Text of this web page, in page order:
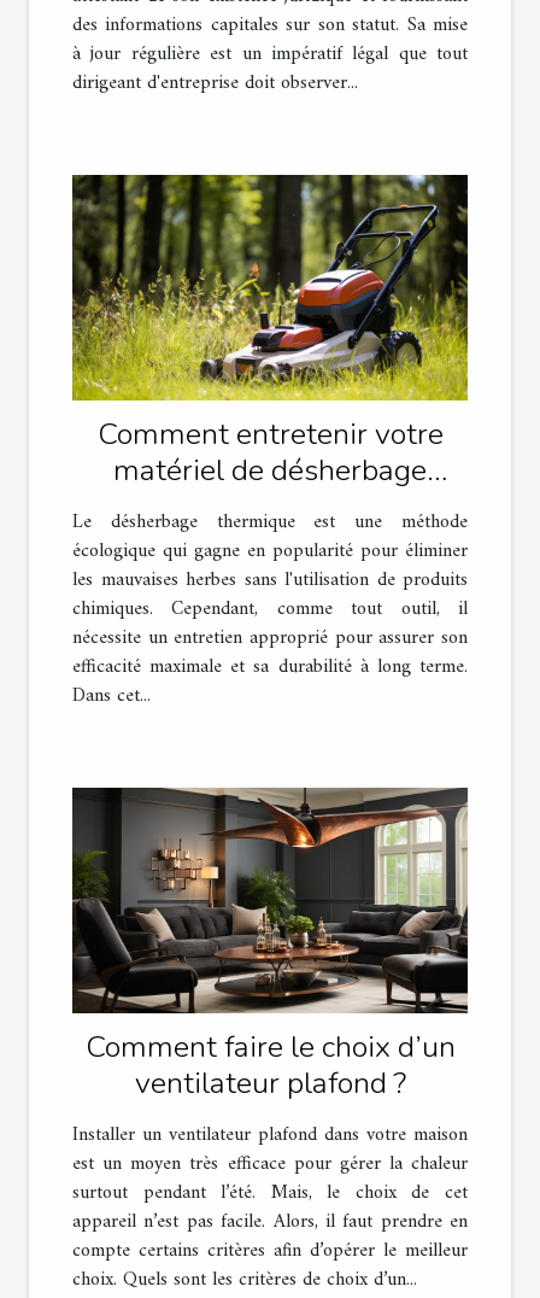
des informations capitales sur son statut. Sa mise
à jour régulière est un impératif légal que tout
dirigeant d'entreprise doit observer...
Comment entretenir votre
matériel de désherbage
thermique
Le désherbage thermique est une méthode
écologique qui gagne en popularité pour éliminer
les mauvaises herbes sans l'utilisation de produits
chimiques. Cependant, comme tout outil, il
nécessite un entretien approprié pour assurer son
efficacité maximale et sa durabilité à long terme.
Dans cet...
Comment faire le choix d’un
ventilateur plafond ?
Installer un ventilateur plafond dans votre maison
est un moyen très efficace pour gérer la chaleur
surtout pendant l’été. Mais, le choix de cet
appareil n’est pas facile. Alors, il faut prendre en
compte certains critères afin d’opérer le meilleur
choix. Quels sont les critères de choix d’un...